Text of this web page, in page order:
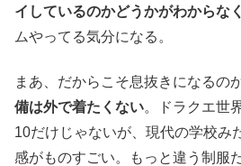
イしているのかどうかがわからな
ムやってる気分になる。
まあ、だからこそ息抜きになるの
備は外で着たくない。ドラクエ世
10だけじゃないが、現代の学校み
感がものすごい。もっと違う制服